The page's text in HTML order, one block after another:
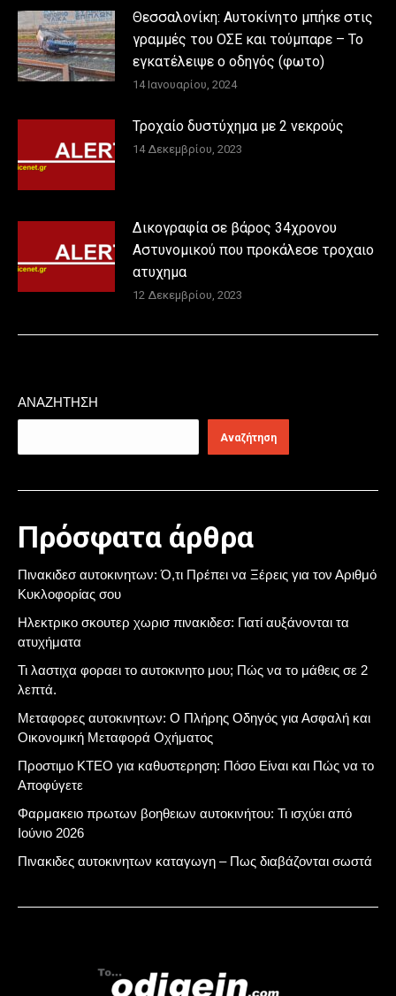
Θεσσαλονίκη: Αυτοκίνητο μπήκε στις
γραμμές του ΟΣΕ και τούμπαρε – Το
εγκατέλειψε ο οδηγός (φωτο)
14 Ιανουαρίου, 2024
Τροχαίο δυστύχημα με 2 νεκρούς
14 Δεκεμβρίου, 2023
Δικογραφία σε βάρος 34χρονου
Αστυνομικού που προκάλεσε τροχαιο
ατυχημα
12 Δεκεμβρίου, 2023
ΑΝΑΖΉΤΗΣΗ
Αναζήτηση
Πρόσφατα άρθρα
Πινακιδεσ αυτοκινητων: Ό,τι Πρέπει να Ξέρεις για τον Αριθμό
Κυκλοφορίας σου
Ηλεκτρικο σκουτερ χωρισ πινακιδεσ: Γιατί αυξάνονται τα
ατυχήματα
Τι λαστιχα φοραει το αυτοκινητο μου; Πώς να το μάθεις σε 2
λεπτά.
Μεταφορες αυτοκινητων: Ο Πλήρης Οδηγός για Ασφαλή και
Οικονομική Μεταφορά Οχήματος
Προστιμο ΚΤΕΟ για καθυστερηση: Πόσο Είναι και Πώς να το
Αποφύγετε
Φαρμακειο πρωτων βοηθειων αυτοκινήτου: Τι ισχύει από
Ιούνιο 2026
Πινακιδες αυτοκινητων καταγωγη – Πως διαβάζονται σωστά